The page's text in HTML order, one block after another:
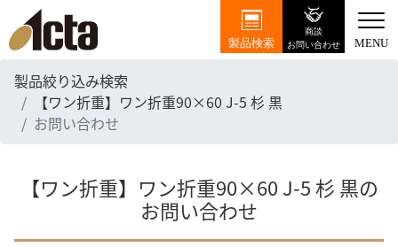
製品検索
商談
お問い合わせ
MENU
製品絞り込み検索
【ワン折重】ワン折重90×60 J-5 杉 黒
お問い合わせ
【ワン折重】ワン折重90×60 J-5 杉 黒の
お問い合わせ